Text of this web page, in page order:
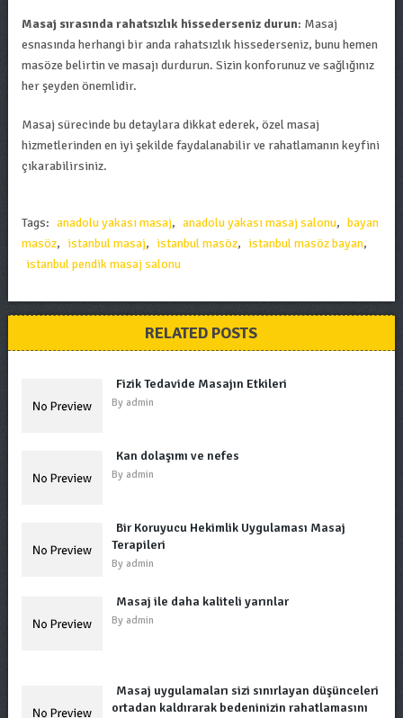
Masaj sırasında rahatsızlık hissederseniz durun: Masaj
esnasında herhangi bir anda rahatsızlık hissederseniz, bunu hemen
masöze belirtin ve masajı durdurun. Sizin konforunuz ve sağlığınız
her şeyden önemlidir.
Masaj sürecinde bu detaylara dikkat ederek, özel masaj
hizmetlerinden en iyi şekilde faydalanabilir ve rahatlamanın keyfini
çıkarabilirsiniz.
Tags: anadolu yakası masaj, anadolu yakası masaj salonu, bayan
masöz, istanbul masaj, istanbul masöz, istanbul masöz bayan,
istanbul pendik masaj salonu
RELATED POSTS
Fizik Tedavide Masajın Etkileri
By admin
Kan dolaşımı ve nefes
By admin
Bir Koruyucu Hekimlik Uygulaması Masaj
Terapileri
By admin
Masaj ile daha kaliteli yarınlar
By admin
Masaj uygulamaları sizi sınırlayan düşünceleri
ortadan kaldırarak bedeninizin rahatlamasını